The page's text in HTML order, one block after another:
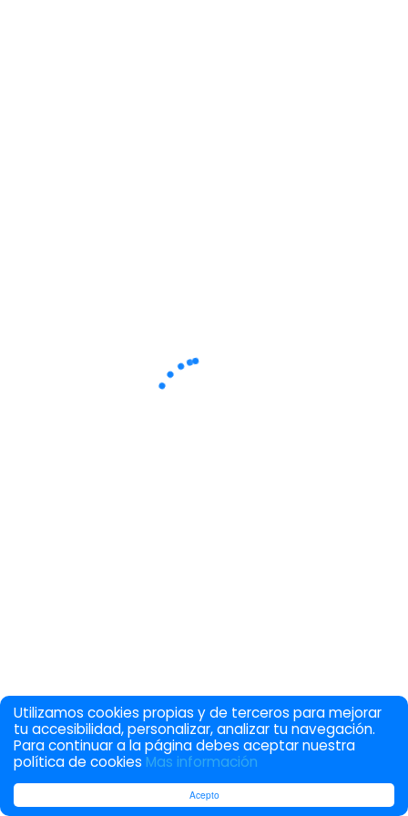
Acepto
Utilizamos cookies propias y de terceros para mejorar
tu accesibilidad, personalizar, analizar tu navegación.
Para continuar a la página debes aceptar nuestra
política de cookies Mas información